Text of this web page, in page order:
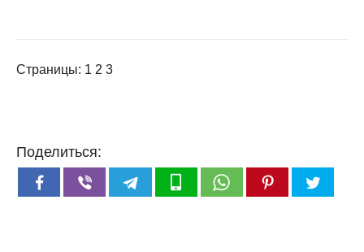
Страницы: 1 2 3
Поделиться: